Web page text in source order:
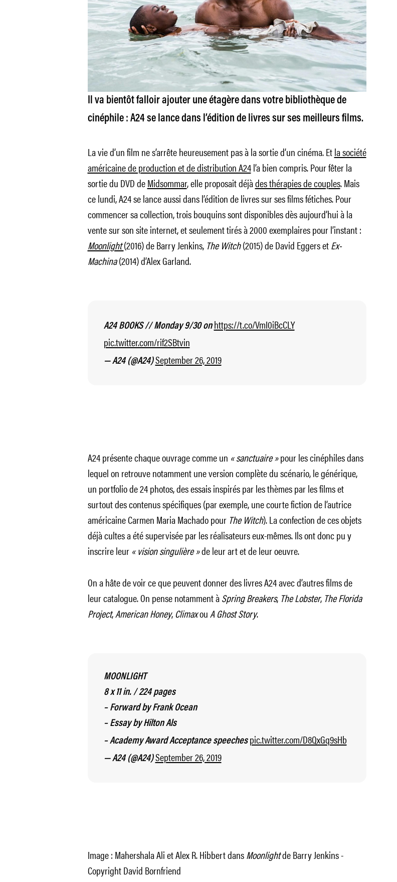
Il va bientôt falloir ajouter une étagère dans votre bibliothèque de
cinéphile : A24 se lance dans l’édition de livres sur ses meilleurs films.
La vie d’un film ne s’arrête heureusement pas à la sortie d’un cinéma. Etla société
américaine de production et de distribution A24l’a bien compris. Pour fêter la
sortie du DVD deMidsommar, elle proposait déjàdes thérapies de couples. Mais
ce lundi, A24 se lance aussi dans l’édition de livres sur ses films fétiches. Pour
commencer sa collection, trois bouquins sont disponibles dès aujourd’hui à la
vente sur son site internet, et seulement tirés à 2000 exemplaires pour l’instant :
Moonlight(2016) de Barry Jenkins, The Witch(2015) de David Eggers etEx-
Machina(2014) d’Alex Garland.
A24 BOOKS // Monday 9/30 on https://t.co/VmI0iBcCLY
pic.twitter.com/rif2SBtvin
— A24 (@A24)September 26, 2019
A24 présente chaque ouvrage comme un « sanctuaire »pour les cinéphiles dans
lequel on retrouve notamment une version complète du scénario, le générique,
un portfolio de 24 photos, des essais inspirés par les thèmes par les films et
surtout des contenus spécifiques (par exemple, une courte fiction de l’autrice
américaine Carmen Maria Machado pour The Witch). La confection de ces objets
déjà cultes a été supervisée par les réalisateurs eux-mêmes. Ils ont donc pu y
inscrire leur « vision singulière »de leur art et de leur oeuvre.
On a hâte de voir ce que peuvent donner des livres A24 avec d’autres films de
leur catalogue. On pense notamment àSpring Breakers, The Lobster, The Florida
Project,American Honey, ClimaxouA Ghost Story.
MOONLIGHT
8 x 11 in. / 224 pages
– Forward by Frank Ocean
– Essay by Hilton Als
– Academy Award Acceptance speeches pic.twitter.com/D8QxGq9sHb
— A24 (@A24)September 26, 2019
Image : Mahershala Ali et Alex R. Hibbert dansMoonlightde Barry Jenkins -
Copyright David Bornfriend